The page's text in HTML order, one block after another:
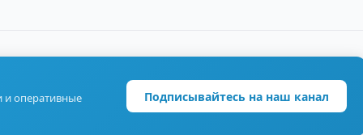
и оперативные
Подписывайтесь на наш канал